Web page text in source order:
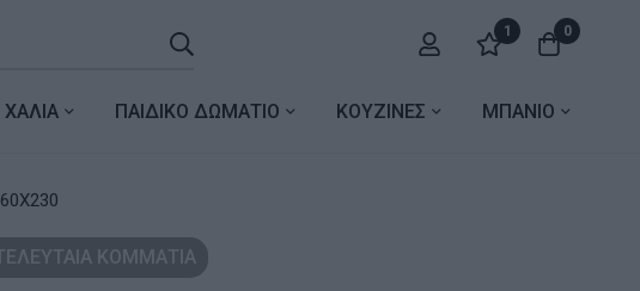
1 0
ΧΑΛΙΑ ΠΑΙΔΙΚΟ ΔΩΜΑΤΙΟ ΚΟΥΖΙΝΕΣ ΜΠΑΝΙΟ
- 160X230
ΚΟΜΜΑΤΙΑ